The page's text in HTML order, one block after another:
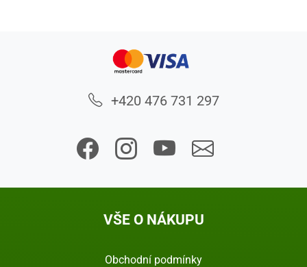
+420 476 731 297
VŠE O NÁKUPU
Obchodní podmínky